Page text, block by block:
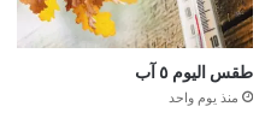
طقس اليوم ٥ آب
منذ يوم واحد